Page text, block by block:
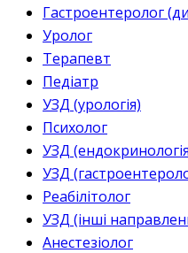
Гастроентеролог
Уролог
Терапевт
Педіатр
УЗД (урологія)
Психолог
УЗД
УЗД
Реабілітолог
УЗД (інші
Анестезіолог